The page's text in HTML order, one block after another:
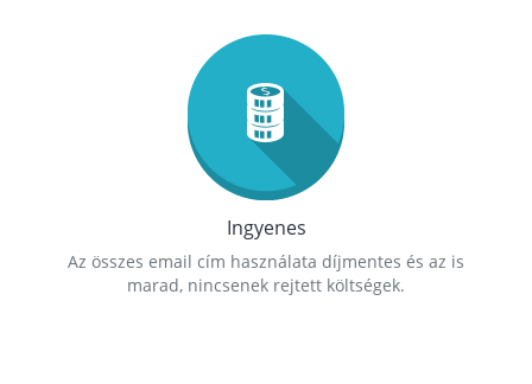
Ingyenes
Az összes email cím használata díjmentes és az is
marad, nincsenek rejtett költségek.